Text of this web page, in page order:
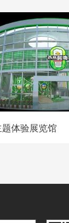
馆展馆设计